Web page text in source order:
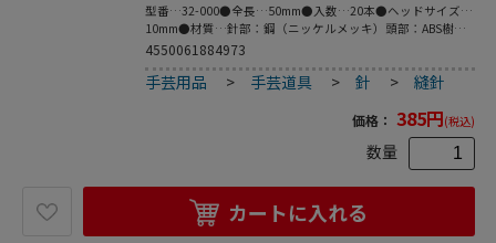
型番…32-000●全長…50mm●入数…20本●ヘッドサイズ…
10mm●材質…針部：鋼（ニッケルメッキ）頭部：ABS樹脂
●針の頭部の表裏が淡色と濃色なので、色の濃い生地にも薄
4550061884973
手芸用品 > 手芸道具 >針 >縫針
価格： 385円(税込)
数量
カートに入れる